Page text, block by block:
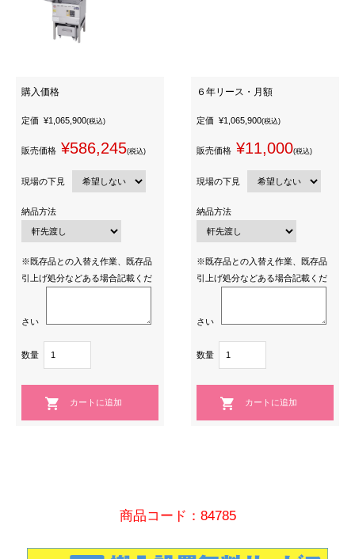
購入価格
定価 ¥1,065,900(税込)
販売価格 ¥586,245(税込)
現場の下見
納品方法
※既存品との入替え作業、既存品
引上げ処分などある場合記載くだ
さい
数量
６年リース・月額
定価 ¥1,065,900(税込)
販売価格 ¥11,000(税込)
現場の下見
納品方法
※既存品との入替え作業、既存品
引上げ処分などある場合記載くだ
さい
数量
商品コード：84785